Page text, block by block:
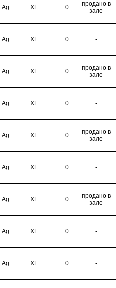
Ag. XF 0
продано в
зале
Ag. XF 0 -
Ag. XF 0
продано в
зале
Ag. XF 0 -
Ag. XF 0
продано в
зале
Ag. XF 0 -
Ag. XF 0
продано в
зале
Ag. XF 0 -
Ag. XF 0 -